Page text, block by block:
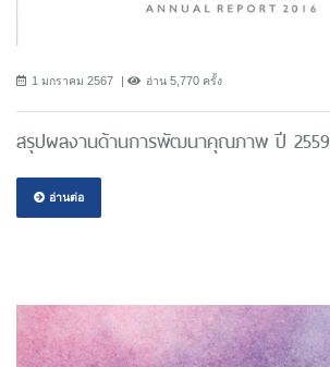
1 มกราคม 2567 อ่าน 5,770 ครั้ง
สรุปผลงานด้านการพัฒนาคุณภาพ ปี 2559
อ่านต่อ